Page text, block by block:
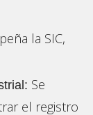
la SIC,
Se
el registro